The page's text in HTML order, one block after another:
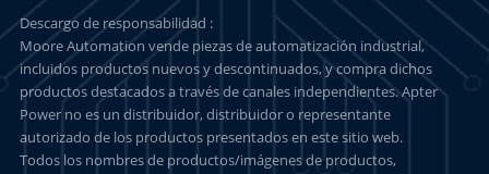
Descargo de responsabilidad :
Moore Automation vende piezas de automatización industrial,
incluidos productos nuevos y descontinuados, y compra dichos
productos destacados a través de canales independientes. Apter
Power no es un distribuidor, distribuidor o representante
autorizado de los productos presentados en este sitio web.
Todos los nombres de productos/imágenes de productos,